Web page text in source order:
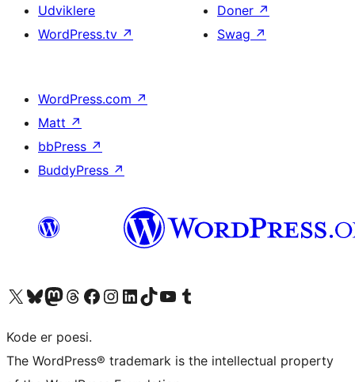
Udviklere
WordPress.tv ↗
Doner ↗
Swag ↗
WordPress.com ↗
Matt ↗
bbPress ↗
BuddyPress ↗
Besøg vores X (tidligere Twitter) konto
Besøg vores Bluesky-konto
Besøg vores Mastodon konto
Besøg vores Threads-konto
Besøg vores Facebook sideBesøg vores Instagram konto
Besøg vores LinkedIn konto
Besøg vores TikTok-konto
Besøg vores YouTube-kanalBesøg vores Tumblr-konto
Kode er poesi.
The WordPress® trademark is the intellectual property